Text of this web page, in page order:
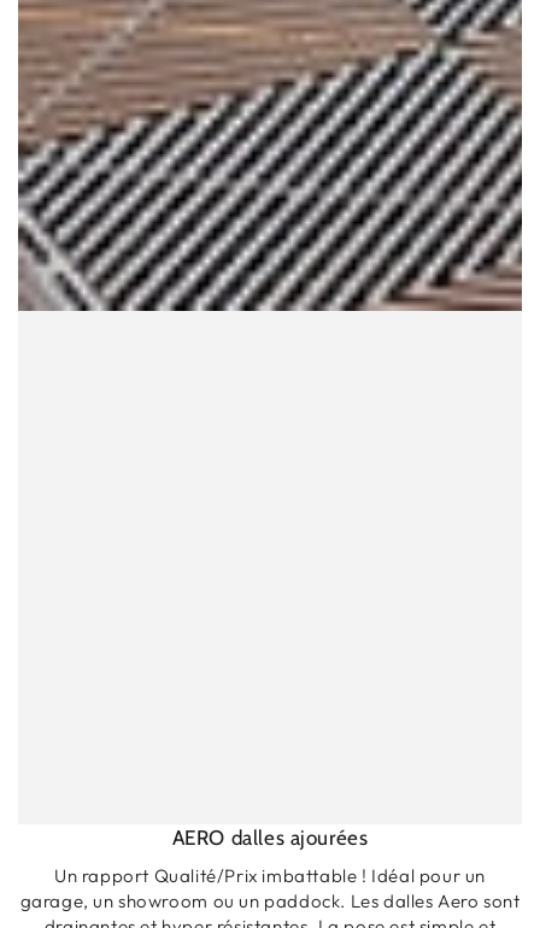
AERO dalles ajourées
Un rapport Qualité/Prix imbattable ! Idéal pour un
garage, un showroom ou un paddock. Les dalles Aero sont